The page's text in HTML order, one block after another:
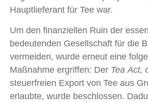
Hauptlieferant für Tee war.
Um den finanziellen Ruin der
bedeutenden Gesellschaft für die
vermeiden, wurde erneut eine
Maßnahme ergriffen: Der Tea Act,
steuerfreien Export von Tee aus
erlaubte, wurde beschlossen.